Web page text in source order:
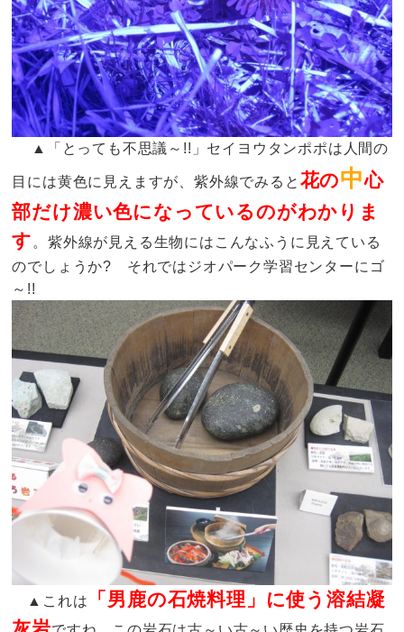
▲「とっても不思議～!!」セイヨウタンポポは人間の
目には黄色に見えますが、紫外線でみると 花の中心
部だけ濃い色になっているのがわかりま
す 。紫外線が見える生物にはこんなふうに見えている
のでしょうか? それではジオパーク学習センターにゴ
～!!
▲これは
「男鹿の石焼料理」に使う溶結凝
灰岩